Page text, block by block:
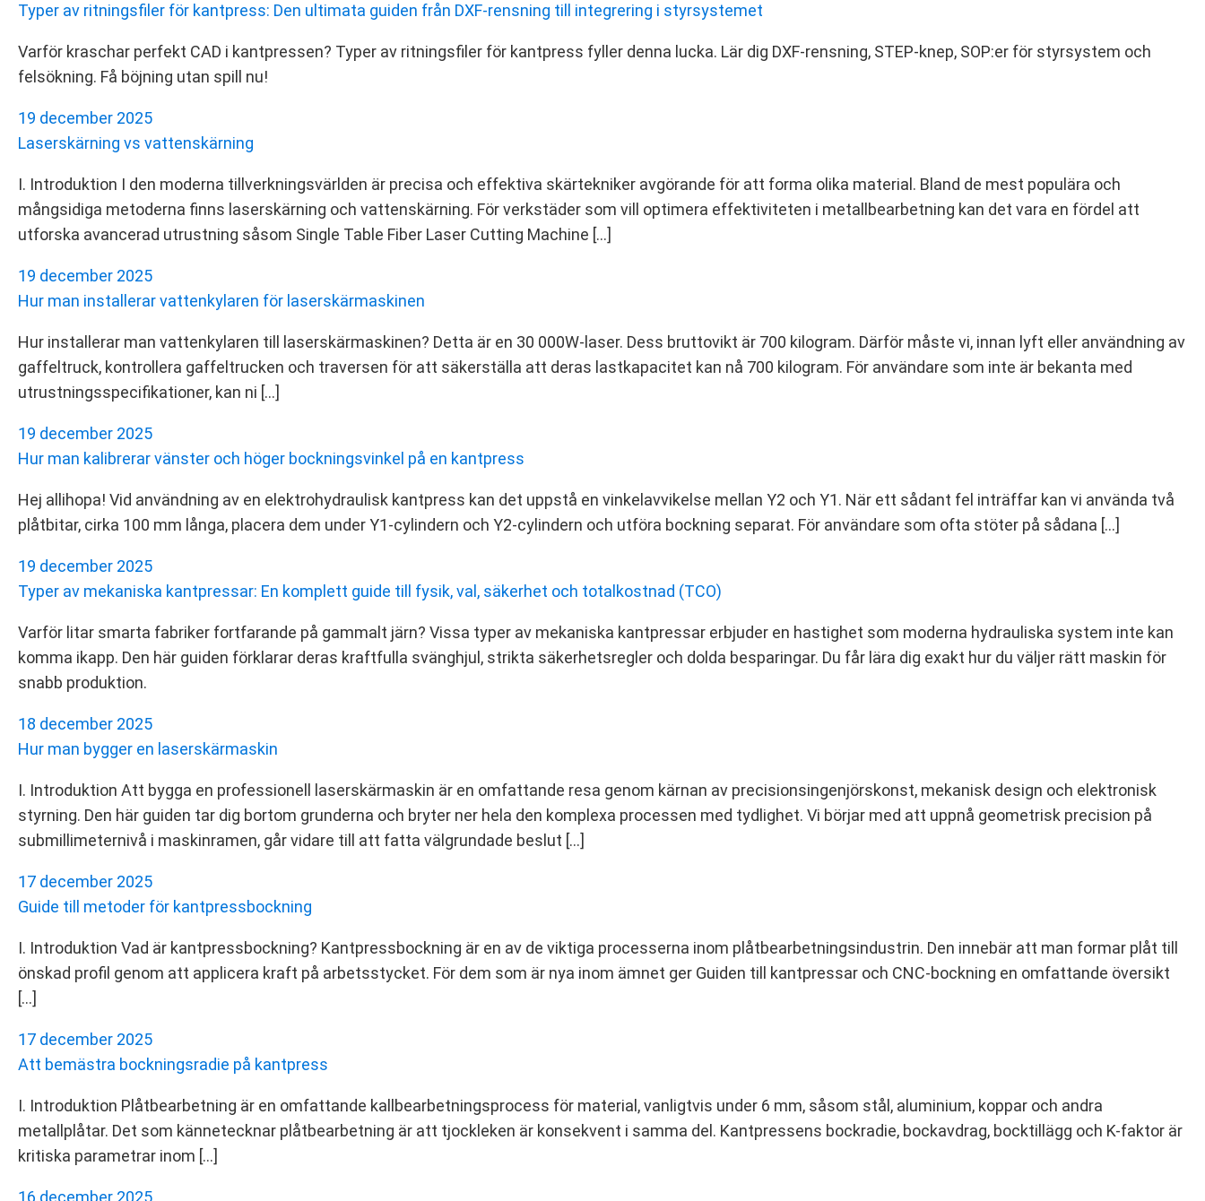
Typer av ritningsfiler för kantpress: Den ultimata guiden från DXF‑rensning till integrering i styrsystemet
Varför kraschar perfekt CAD i kantpressen? Typer av ritningsfiler för kantpress fyller denna lucka. Lär dig DXF‑rensning, STEP‑knep, SOP:er för styrsystem och
felsökning. Få böjning utan spill nu!
19 december 2025
Laserskärning vs vattenskärning
I. Introduktion I den moderna tillverkningsvärlden är precisa och effektiva skärtekniker avgörande för att forma olika material. Bland de mest populära och
mångsidiga metoderna finns laserskärning och vattenskärning. För verkstäder som vill optimera effektiviteten i metallbearbetning kan det vara en fördel att
utforska avancerad utrustning såsom Single Table Fiber Laser Cutting Machine […]
19 december 2025
Hur man installerar vattenkylaren för laserskärmaskinen
Hur installerar man vattenkylaren till laserskärmaskinen? Detta är en 30 000W‑laser. Dess bruttovikt är 700 kilogram. Därför måste vi, innan lyft eller användning av
gaffeltruck, kontrollera gaffeltrucken och traversen för att säkerställa att deras lastkapacitet kan nå 700 kilogram. För användare som inte är bekanta med
utrustningsspecifikationer, kan ni […]
19 december 2025
Hur man kalibrerar vänster och höger bockningsvinkel på en kantpress
Hej allihopa! Vid användning av en elektrohydraulisk kantpress kan det uppstå en vinkelavvikelse mellan Y2 och Y1. När ett sådant fel inträffar kan vi använda två
plåtbitar, cirka 100 mm långa, placera dem under Y1‑cylindern och Y2‑cylindern och utföra bockning separat. För användare som ofta stöter på sådana […]
19 december 2025
Typer av mekaniska kantpressar: En komplett guide till fysik, val, säkerhet och totalkostnad (TCO)
Varför litar smarta fabriker fortfarande på gammalt järn? Vissa typer av mekaniska kantpressar erbjuder en hastighet som moderna hydrauliska system inte kan
komma ikapp. Den här guiden förklarar deras kraftfulla svänghjul, strikta säkerhetsregler och dolda besparingar. Du får lära dig exakt hur du väljer rätt maskin för
snabb produktion.
18 december 2025
Hur man bygger en laserskärmaskin
I. Introduktion Att bygga en professionell laserskärmaskin är en omfattande resa genom kärnan av precisionsingenjörskonst, mekanisk design och elektronisk
styrning. Den här guiden tar dig bortom grunderna och bryter ner hela den komplexa processen med tydlighet. Vi börjar med att uppnå geometrisk precision på
submillimeternivå i maskinramen, går vidare till att fatta välgrundade beslut […]
17 december 2025
Guide till metoder för kantpressbockning
I. Introduktion Vad är kantpressbockning? Kantpressbockning är en av de viktiga processerna inom plåtbearbetningsindustrin. Den innebär att man formar plåt till
önskad profil genom att applicera kraft på arbetsstycket. För dem som är nya inom ämnet ger Guiden till kantpressar och CNC-bockning en omfattande översikt
[…]
17 december 2025
Att bemästra bockningsradie på kantpress
I. Introduktion Plåtbearbetning är en omfattande kallbearbetningsprocess för material, vanligtvis under 6 mm, såsom stål, aluminium, koppar och andra
metallplåtar. Det som kännetecknar plåtbearbetning är att tjockleken är konsekvent i samma del. Kantpressens bockradie, bockavdrag, bocktillägg och K-faktor är
kritiska parametrar inom […]
16 december 2025